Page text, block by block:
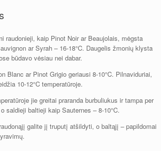
raudonieji, kaip Pinot Noir ar Beaujolais, mėgsta
ar Syrah – 16-18°C. Daugelis žmonių klysta
būdavo vėsiau nei dabar.
Blanc ar Pinot Grigio geriausi 8-10°C. Pilnaviduriai,
10-12°C temperatūroje.
jie greitai praranda burbuliukus ir tampa per
saldieji baltieji kaip Sauternes – 8-10°C.
galite jį truputį atšildyti, o baltąjį – papildomai